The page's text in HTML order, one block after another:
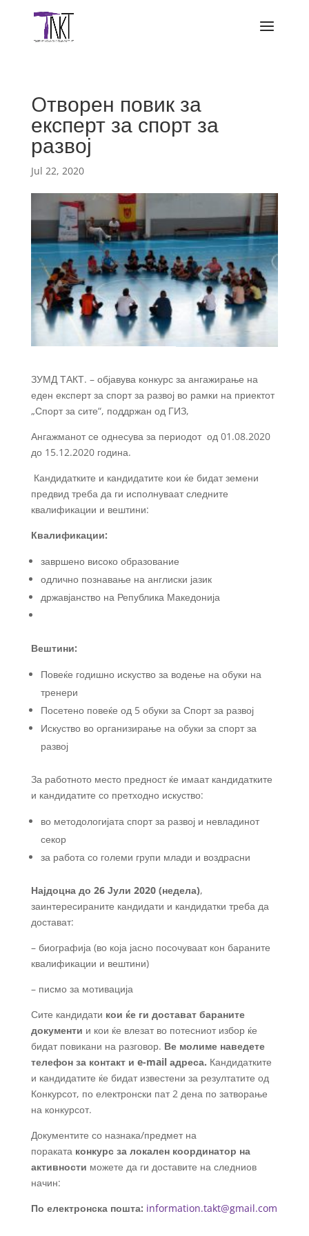
Oтворен повик за
експерт за спорт за
развој
Jul 22, 2020
ЗУМД ТАКТ. – објавува конкурс за ангажирање на
еден експерт за спорт за развој во рамки на приектот
„Спорт за сите“, поддржан од ГИЗ,
Ангажманот се однесува за периодот од 01.08.2020
до 15.12.2020 година.
Кандидатките и кандидатите кои ќе бидат земени
предвид треба да ги исполнуваат следните
квалификации и вештини:
Квалификации:
завршено високо образование
одлично познавање на англиски јазик
државјанство на Република Македонија
Вештини:
Повеќе годишно искуство за водење на обуки на
тренери
Посетено повеќе од 5 обуки за Спорт за развој
Искуство во организирање на обуки за спорт за
развој
За работното место предност ќе имаат кандидатките
и кандидатите со претходно искуство:
во методологијата спорт за развој и невладинот
секор
за работа со големи групи млади и воздрасни
Најдоцна до 26 Јули 2020 (недела),
заинтересираните кандидати и кандидатки треба да
достават:
– биографија (во која јасно посочуваат кон бараните
квалификации и вештини)
– писмо за мотивација
Сите кандидати кои ќе ги достават бараните
документи и кои ќе влезат во потесниот избор ќе
бидат повикани на разговор. Ве молиме наведете
телефон за контакт и e-mail адреса. Кандидатките
и кандидатите ќе бидат известени за резултатите од
Конкурсот, по електронски пат 2 дена по затворање
на конкурсот.
Документите со назнака/предмет на
пораката конкурс за локален координатор на
активности можете да ги доставите на следниов
начин:
По електронска пошта: information.takt@gmail.com